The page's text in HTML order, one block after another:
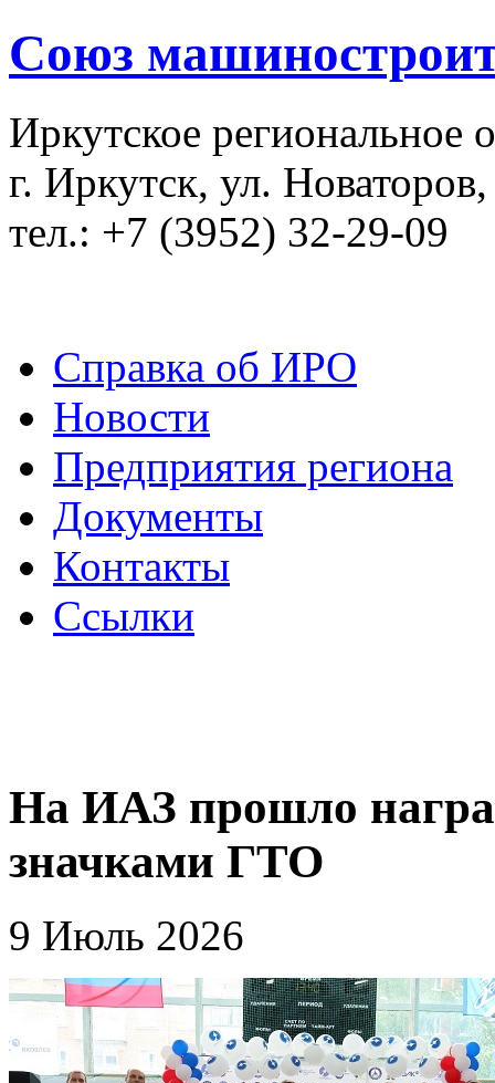
Союз
Иркутское региональное
г. Иркутск, ул.
тел.: +7 (3952) 32-29-09
Справка об ИРО
Новости
Предприятия региона
Документы
Контакты
Ссылки
На ИАЗ прошло
значками ГТО
9 Июль 2026